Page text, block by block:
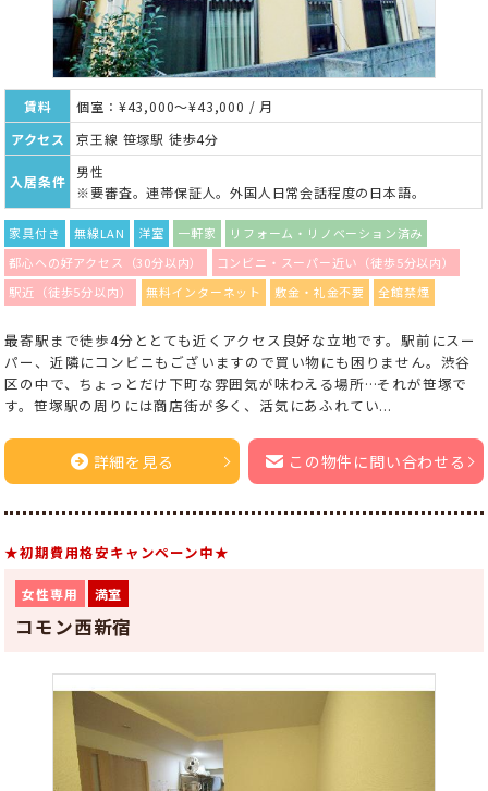
賃料
個室：¥43,000～¥43,000 / 月
アクセス
京王線 笹塚駅 徒歩4分
入居条件
男性
※要審査。連帯保証人。外国人日常会話程度の日本語。
家具付き 無線LAN 洋室 一軒家
リフォーム・リノベーション済み
都心への好アクセス（30分以内）
コンビニ・スーパー近い（徒歩5分以内）
駅近（徒歩5分以内）
無料インターネット 敷金・礼金不要 全館禁煙
最寄駅まで徒歩4分ととても近くアクセス良好な立地です。駅前にスー
パー、近隣にコンビニもございますので買い物にも困りません。渋谷
区の中で、ちょっとだけ下町な雰囲気が味わえる場所…それが笹塚で
す。笹塚駅の周りには商店街が多く、活気にあふれてい...
詳細を見る この物件に問い合わせる
★初期費用格安キャンペーン中★
女性専用 満室
コモン西新宿